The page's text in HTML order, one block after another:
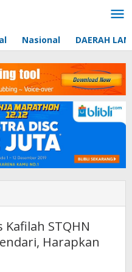
Nasional DAERAH
STQHN
Harapkan